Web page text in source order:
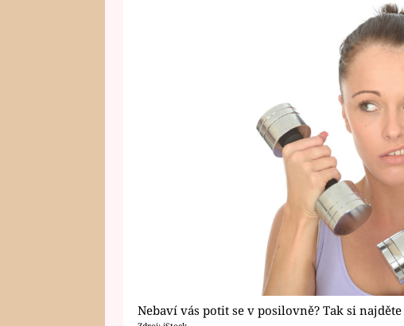
Nebaví vás potit se v posilovně? Tak si